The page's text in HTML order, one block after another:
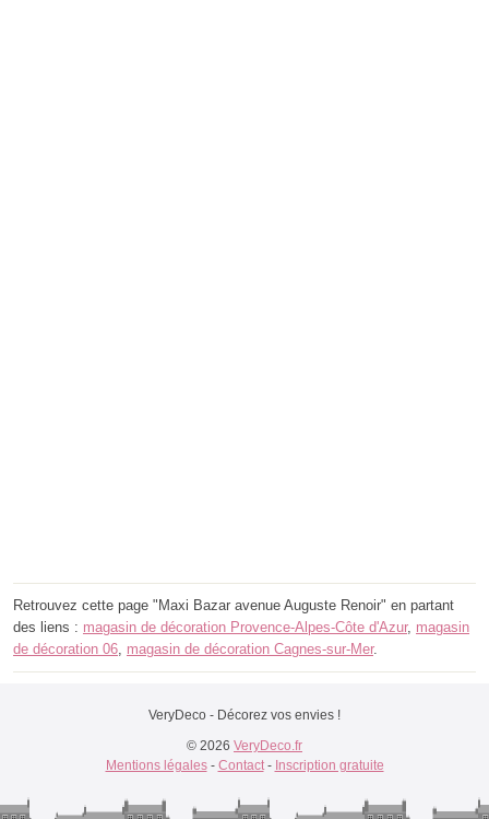
Retrouvez cette page "Maxi Bazar avenue Auguste Renoir" en partant
des liens : magasin de décoration Provence-Alpes-Côte d'Azur, magasin
de décoration 06 magasin de décoration Cagnes-sur-Mer.
VeryDeco - Décorez vos envies !
© 2026 VeryDeco.fr
Mentions légales- Contact- Inscription gratuite